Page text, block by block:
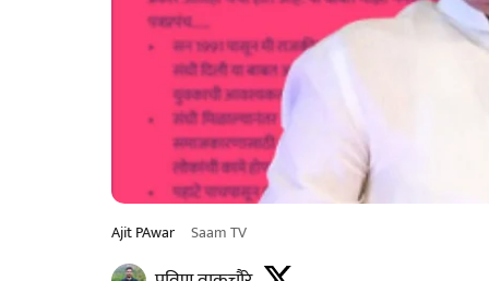
Ajit PAwar Saam TV